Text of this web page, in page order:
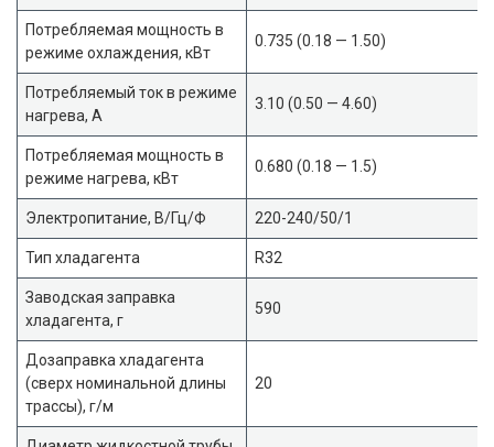
Потребляемая мощность в
режиме охлаждения, кВт
0.735 (0.18 — 1.50)
Потребляемый ток в режиме
нагрева, А
3.10 (0.50 — 4.60)
Потребляемая мощность в
режиме нагрева, кВт
0.680 (0.18 — 1.5)
Электропитание, В/Гц/Ф 220-240/50/1
Тип хладагента R32
Заводская заправка
хладагента, г
590
Дозаправка хладагента
(сверх номинальной длины
трассы), г/м
20